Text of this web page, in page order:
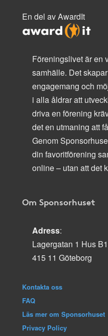
En del av AwardIt
Föreningslivet är en
samhälle. Det
engagemang och
i alla åldrar att
driva en förening
det en utmaning att
Genom
din favoritförening
online – utan att det
Om Sponsorhuset
Adress:
Lagergatan 1 Hus
415 11 Göteborg
Kontakta oss
FAQ
Läs mer om Sponsorhuset
Privacy Policy